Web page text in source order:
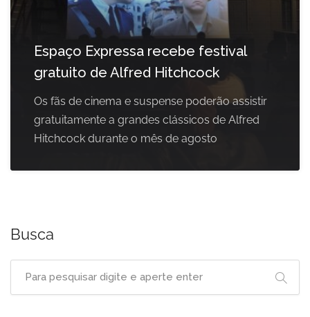
Espaço Expressa recebe festival
gratuito de Alfred Hitchcock
Os fãs de cinema e suspense poderão assistir
gratuitamente a grandes clássicos de Alfred
Hitchcock durante o mês de agosto
Busca